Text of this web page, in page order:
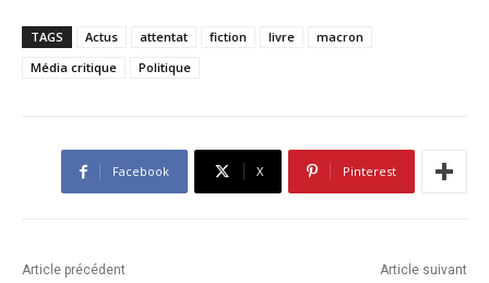
TAGS Actus attentat fiction livre
macron
Média critique
Politique
Facebook X Pinterest
Article précédent Article suivant